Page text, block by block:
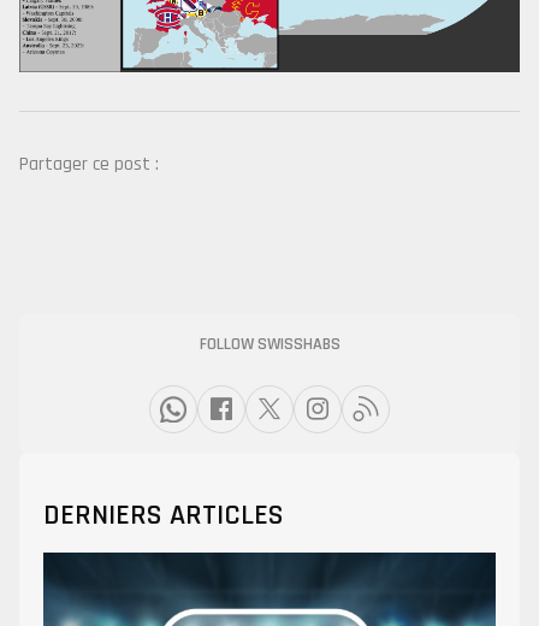
Partager ce post :
FOLLOW SWISSHABS
DERNIERS ARTICLES